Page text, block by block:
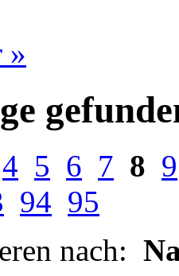
»
4 5 6 7 8 9
94 95
nach: